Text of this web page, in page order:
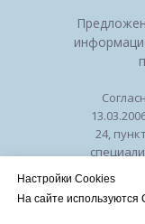
24,
Настройки Cookies
На сайте используются